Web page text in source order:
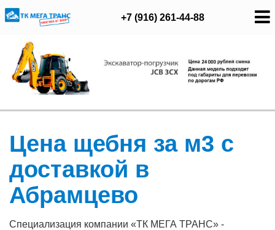
+7 (916) 261-44-88
Цена щебня за м3 с
доставкой в
Абрамцево
Специализация компании «ТК МЕГА ТРАНС» -